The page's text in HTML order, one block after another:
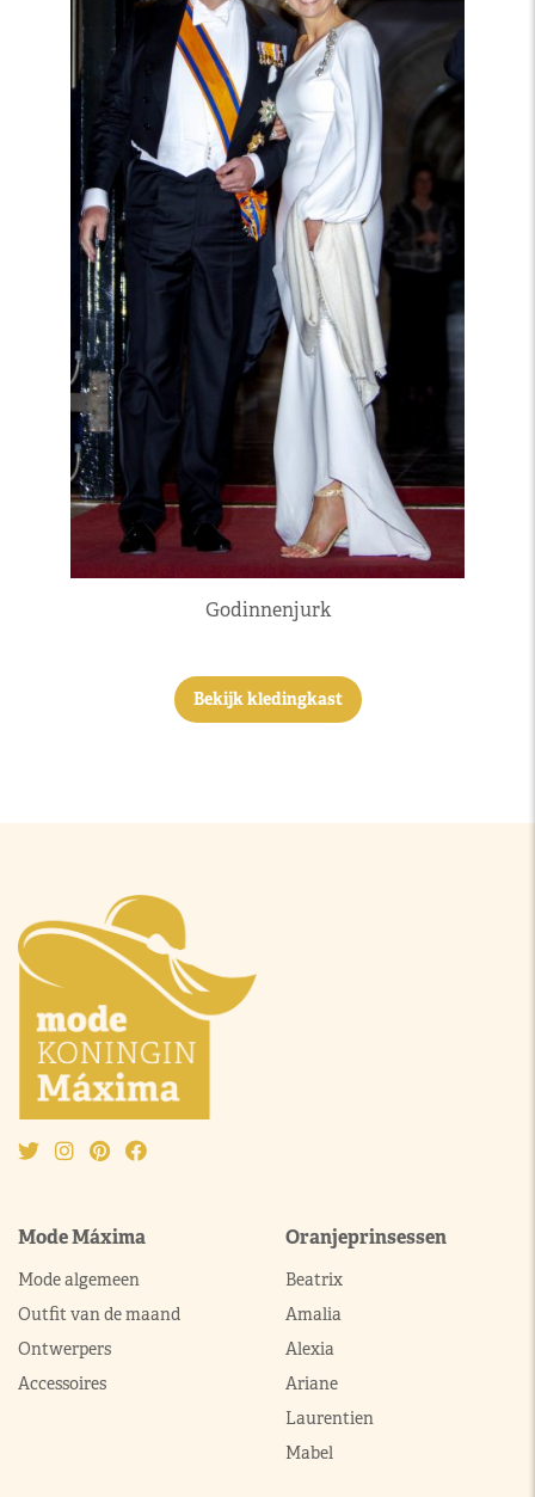
Godinnenjurk
Bekijk kledingkast
Mode Máxima
Mode algemeen
Outfit van de maand
Ontwerpers
Accessoires
Oranjeprinsessen
Beatrix
Amalia
Alexia
Ariane
Laurentien
Mabel